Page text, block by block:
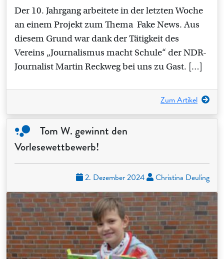
Der 10. Jahrgang arbeitete in der letzten Woche
an einem Projekt zum Thema Fake News. Aus
diesem Grund war dank der Tätigkeit des
Vereins „Journalismus macht Schule“ der NDR-
Journalist Martin Reckweg bei uns zu Gast. […]
Zum Artikel
Tom W. gewinnt den
Vorlesewettbewerb!
2. Dezember 2024 Christina Deuling